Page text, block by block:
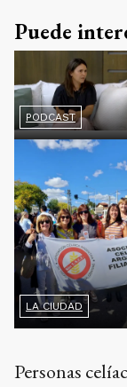
Puede
PODCAST
LA CIUDAD
Personas